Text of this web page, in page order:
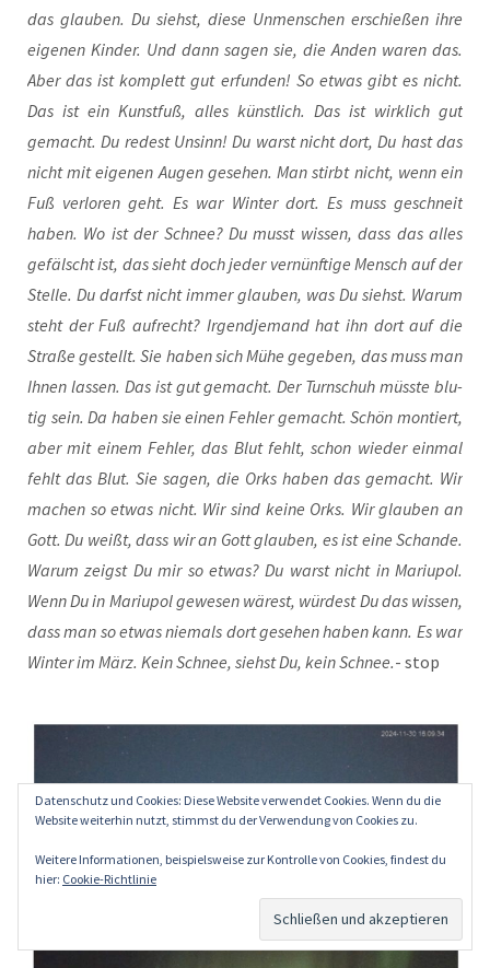
das glau­ben. Du siehst, die­se Unmen­schen erschie­ßen ihre
eige­nen Kin­der. Und dann sagen sie, die Anden waren das.
Aber das ist kom­plett gut erfun­den! So etwas gibt es nicht.
Das ist ein Kunst­fuß, alles künst­lich. Das ist wirk­lich gut
gemacht. Du redest Unsinn! Du warst nicht dort, Du hast das
nicht mit eige­nen Augen gese­hen. Man stirbt nicht, wenn ein
Fuß ver­lo­ren geht. Es war Win­ter dort. Es muss geschneit
haben. Wo ist der Schnee? Du musst wis­sen, dass das alles
gefälscht ist, das sieht doch jeder ver­nünf­ti­ge Mensch auf der
Stel­le. Du darfst nicht immer glau­ben, was Du siehst. War­um
steht der Fuß auf­recht? Irgend­je­mand hat ihn dort auf die
Stra­ße gestellt. Sie haben sich Mühe gege­ben, das muss man
Ihnen las­sen. Das ist gut gemacht. Der Turn­schuh müss­te blu­
tig sein. Da haben sie einen Feh­ler gemacht. Schön mon­tiert,
aber mit einem Feh­ler, das Blut fehlt, schon wie­der ein­mal
fehlt das Blut. Sie sagen, die Orks haben das gemacht. Wir
machen so etwas nicht. Wir sind kei­ne Orks. Wir glau­ben an
Gott. Du weißt, dass wir an Gott glau­ben, es ist eine Schan­de.
War­um zeigst Du mir so etwas? Du warst nicht in Mariu­pol.
Wenn Du in Mariu­pol gewe­sen wärest, wür­dest Du das wis­sen,
dass man so etwas nie­mals dort gese­hen haben kann. Es war
Win­ter im März. Kein Schnee, siehst Du, kein Schnee.- stop
Datenschutz und Cookies: Diese Website verwendet Cookies. Wenn du die
Website weiterhin nutzt, stimmst du der Verwendung von Cookies zu.
Weitere Informationen, beispielsweise zur Kontrolle von Cookies, findest du
hier: Cookie-Richtlinie